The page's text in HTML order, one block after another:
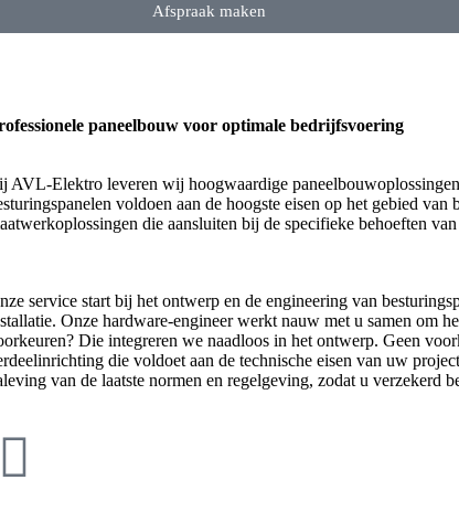
Afspraak maken
paneelbouw voor optimale bedrijfsvoering
AVL-Elektro leveren wij hoogwaardige
voldoen aan de hoogste eisen op het gebied
die aansluiten bij de specifieke behoeften
service start bij het ontwerp en de engineering van
Onze hardware-engineer werkt nauw met u samen om
Die integreren we naadloos in het ontwerp. Geen
die voldoet aan de technische eisen van uw
van de laatste normen en regelgeving, zodat u verzekerd